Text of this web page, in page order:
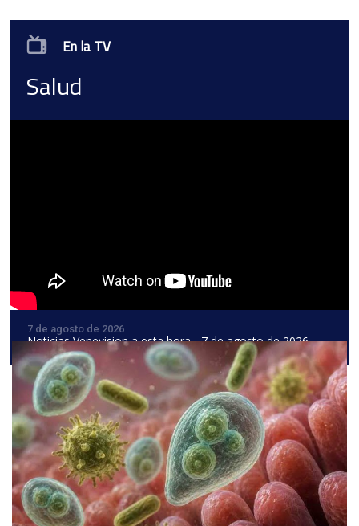
En la TV
Salud
7 de agosto de 2026
Noticias Venevision a esta hora - 7 de agosto de 2026